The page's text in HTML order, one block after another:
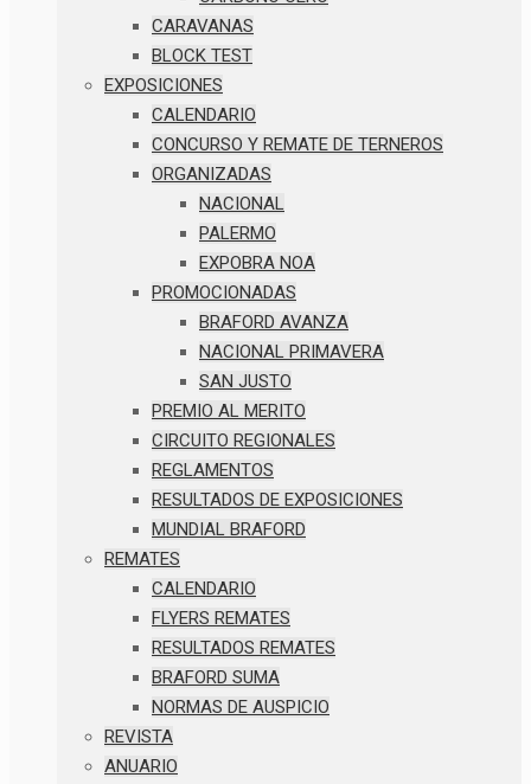
CARAVANAS
BLOCK TEST
EXPOSICIONES
CALENDARIO
CONCURSO Y REMATE DE TERNEROS
ORGANIZADAS
NACIONAL
PALERMO
EXPOBRA NOA
PROMOCIONADAS
BRAFORD AVANZA
NACIONAL PRIMAVERA
SAN JUSTO
PREMIO AL MERITO
CIRCUITO REGIONALES
REGLAMENTOS
RESULTADOS DE EXPOSICIONES
MUNDIAL BRAFORD
REMATES
CALENDARIO
FLYERS REMATES
RESULTADOS REMATES
BRAFORD SUMA
NORMAS DE AUSPICIO
REVISTA
ANUARIO